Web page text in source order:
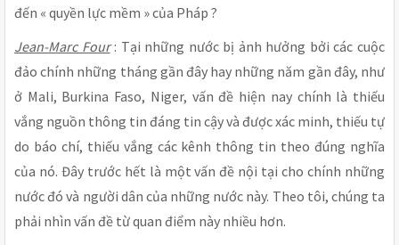
đến « quyền lực mềm » của Pháp ?
Jean-Marc Four: Tại những nước bị ảnh hưởng bởi các cuộc
đảo chính những tháng gần đây hay những năm gần đây, như
ở Mali, Burkina Faso, Niger, vấn đề hiện nay chính là thiếu
vắng nguồn thông tin đáng tin cậy và được xác minh, thiếu tự
do báo chí, thiếu vắng các kênh thông tin theo đúng nghĩa
của nó. Đây trước hết là một vấn đề nội tại cho chính những
nước đó và người dân của những nước này. Theo tôi, chúng ta
phải nhìn vấn đề từ quan điểm này nhiều hơn.